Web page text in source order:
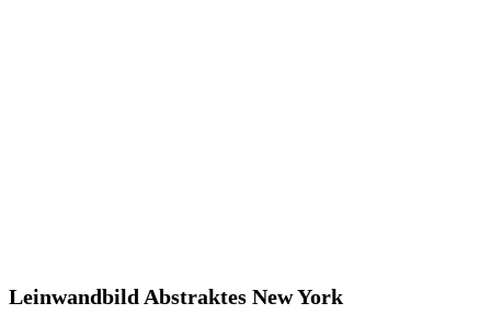
Leinwandbild Abstraktes New York